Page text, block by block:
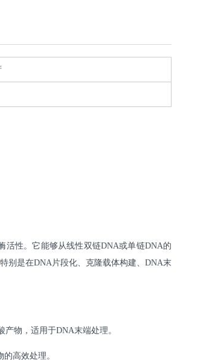
活性。它能够从线性双链DNA或单链DNA的
别是在DNA片段化、克隆载体构建、DNA末
物，适用于DNA末端处理。
高效处理。